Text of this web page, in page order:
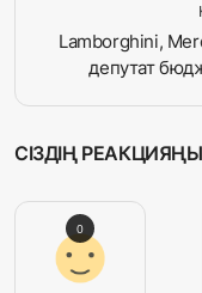
Lamborghini,
депутат
СІЗДІҢ
0